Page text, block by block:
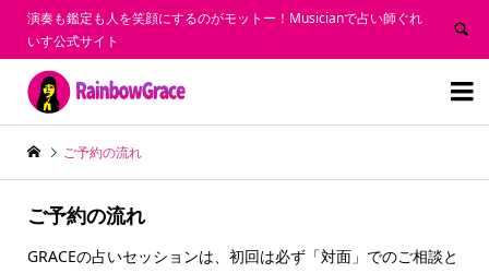
演奏も鑑定も人を笑顔にするのがモットー！Musicianで占い師ぐれ
いす公式サイト


ご予約の流れ
ご予約の流れ
GRACEの占いセッションは、初回は必ず「対面」でのご相談と